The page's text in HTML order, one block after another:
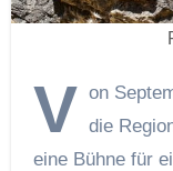
V on
die
eine Bühne für